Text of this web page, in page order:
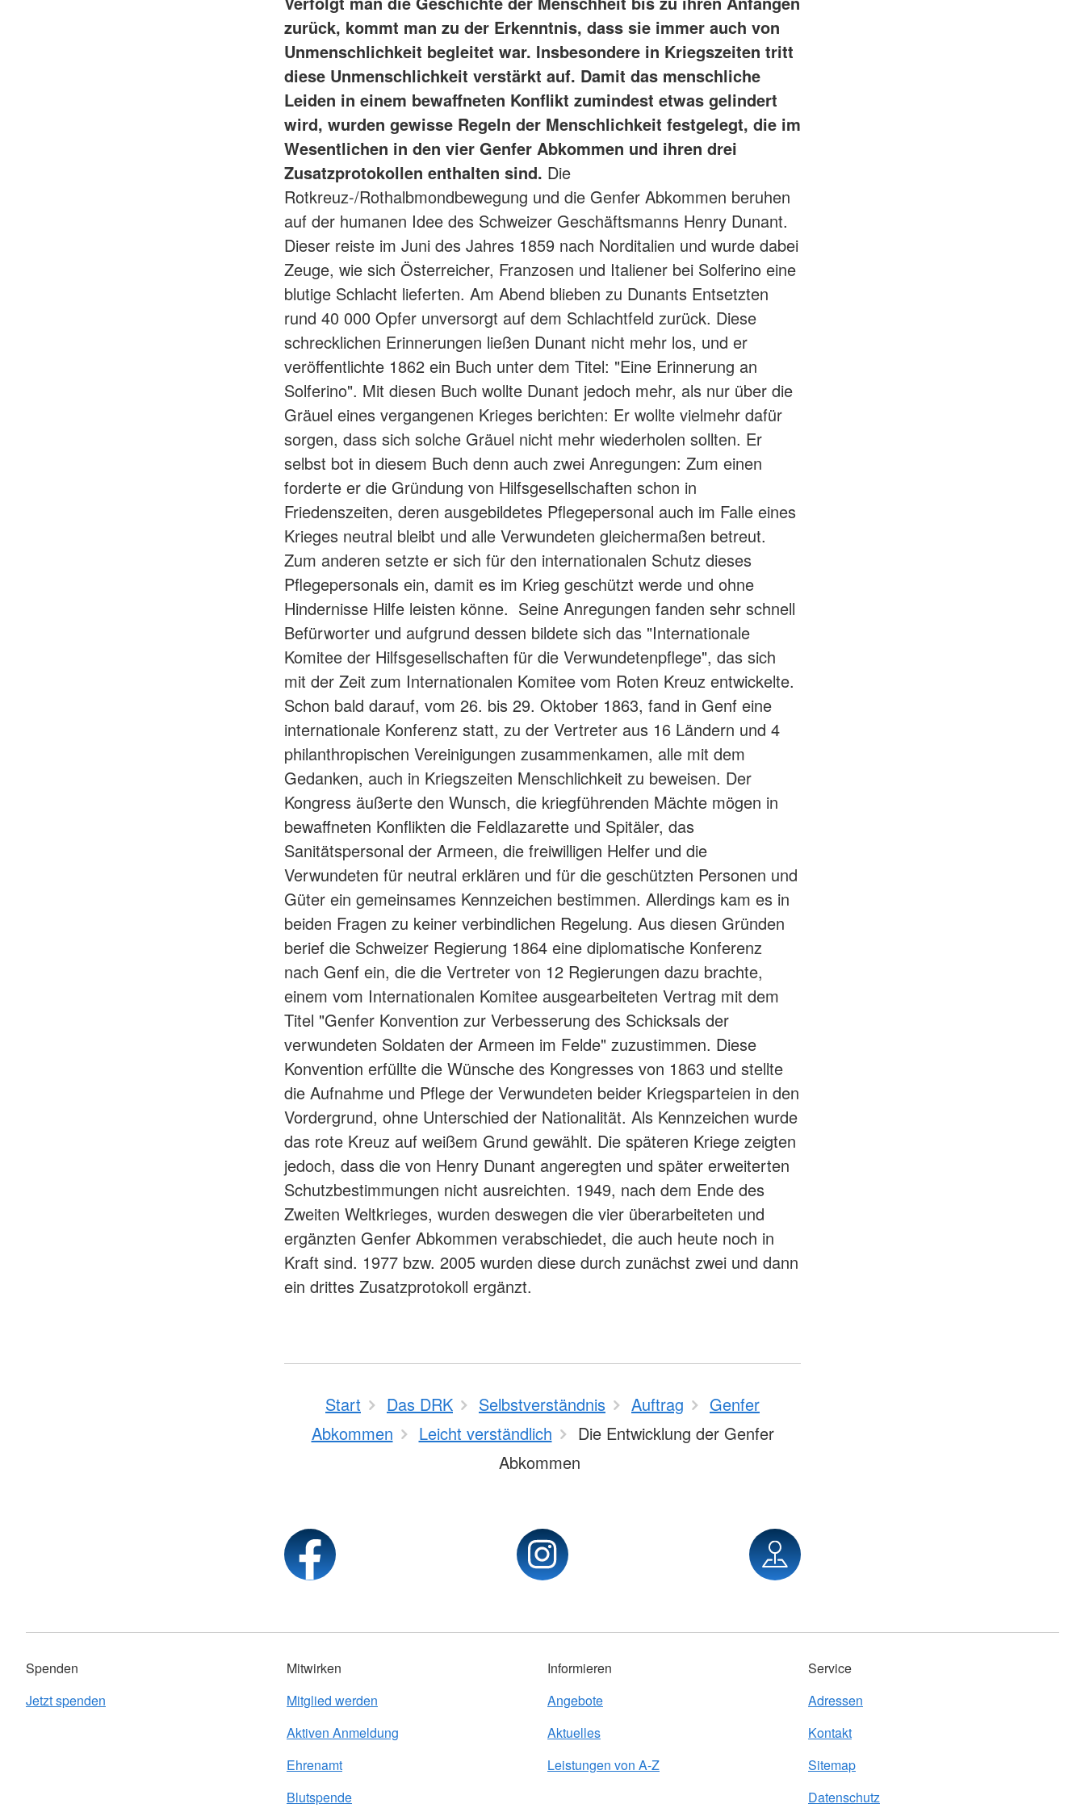
zurück, kommt man zu der Erkenntnis, dass sie immer auch von
Unmenschlichkeit begleitet war. Insbesondere in Kriegszeiten tritt
diese Unmenschlichkeit verstärkt auf. Damit das menschliche
Leiden in einem bewaffneten Konflikt zumindest etwas gelindert
wird, wurden gewisse Regeln der Menschlichkeit festgelegt, die im
Wesentlichen in den vier Genfer Abkommen und ihren drei
Zusatzprotokollen enthalten sind. Die
Rotkreuz-/Rothalbmondbewegung und die Genfer Abkommen beruhen
auf der humanen Idee des Schweizer Geschäftsmanns Henry Dunant.
Dieser reiste im Juni des Jahres 1859 nach Norditalien und wurde dabei
Zeuge, wie sich Österreicher, Franzosen und Italiener bei Solferino eine
blutige Schlacht lieferten. Am Abend blieben zu Dunants Entsetzten
rund 40 000 Opfer unversorgt auf dem Schlachtfeld zurück. Diese
schrecklichen Erinnerungen ließen Dunant nicht mehr los, und er
veröffentlichte 1862 ein Buch unter dem Titel: "Eine Erinnerung an
Solferino". Mit diesen Buch wollte Dunant jedoch mehr, als nur über die
Gräuel eines vergangenen Krieges berichten: Er wollte vielmehr dafür
sorgen, dass sich solche Gräuel nicht mehr wiederholen sollten. Er
selbst bot in diesem Buch denn auch zwei Anregungen: Zum einen
forderte er die Gründung von Hilfsgesellschaften schon in
Friedenszeiten, deren ausgebildetes Pflegepersonal auch im Falle eines
Krieges neutral bleibt und alle Verwundeten gleichermaßen betreut.
Zum anderen setzte er sich für den internationalen Schutz dieses
Pflegepersonals ein, damit es im Krieg geschützt werde und ohne
Hindernisse Hilfe leisten könne. Seine Anregungen fanden sehr schnell
Befürworter und aufgrund dessen bildete sich das "Internationale
Komitee der Hilfsgesellschaften für die Verwundetenpflege", das sich
mit der Zeit zum Internationalen Komitee vom Roten Kreuz entwickelte.
Schon bald darauf, vom 26. bis 29. Oktober 1863, fand in Genf eine
internationale Konferenz statt, zu der Vertreter aus 16 Ländern und 4
philanthropischen Vereinigungen zusammenkamen, alle mit dem
Gedanken, auch in Kriegszeiten Menschlichkeit zu beweisen. Der
Kongress äußerte den Wunsch, die kriegführenden Mächte mögen in
bewaffneten Konflikten die Feldlazarette und Spitäler, das
Sanitätspersonal der Armeen, die freiwilligen Helfer und die
Verwundeten für neutral erklären und für die geschützten Personen und
Güter ein gemeinsames Kennzeichen bestimmen. Allerdings kam es in
beiden Fragen zu keiner verbindlichen Regelung. Aus diesen Gründen
berief die Schweizer Regierung 1864 eine diplomatische Konferenz
nach Genf ein, die die Vertreter von 12 Regierungen dazu brachte,
einem vom Internationalen Komitee ausgearbeiteten Vertrag mit dem
Titel "Genfer Konvention zur Verbesserung des Schicksals der
verwundeten Soldaten der Armeen im Felde" zuzustimmen. Diese
Konvention erfüllte die Wünsche des Kongresses von 1863 und stellte
die Aufnahme und Pflege der Verwundeten beider Kriegsparteien in den
Vordergrund, ohne Unterschied der Nationalität. Als Kennzeichen wurde
das rote Kreuz auf weißem Grund gewählt. Die späteren Kriege zeigten
jedoch, dass die von Henry Dunant angeregten und später erweiterten
Schutzbestimmungen nicht ausreichten. 1949, nach dem Ende des
Zweiten Weltkrieges, wurden deswegen die vier überarbeiteten und
ergänzten Genfer Abkommen verabschiedet, die auch heute noch in
Kraft sind. 1977 bzw. 2005 wurden diese durch zunächst zwei und dann
ein drittes Zusatzprotokoll ergänzt.
Start Das DRK Selbstverständnis Auftrag
Genfer
Abkommen
Leicht verständlich
Die Entwicklung der Genfer
Abkommen
Spenden
Jetzt spenden
Mitwirken
Mitglied werden
Aktiven Anmeldung
Ehrenamt
Blutspende
Informieren
Angebote
Aktuelles
Leistungen von A-Z
Service
Adressen
Kontakt
Sitemap
Datenschutz